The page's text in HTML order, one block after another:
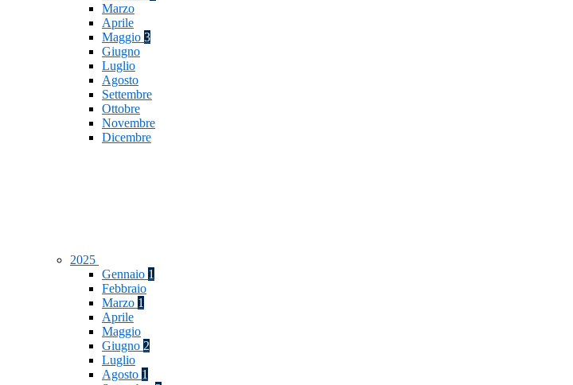
Marzo
Aprile
Maggio 3
Giugno
Luglio
Agosto
Settembre
Ottobre
Novembre
Dicembre
2025
Gennaio 1
Febbraio
Marzo 1
Aprile
Maggio
Giugno 2
Luglio
Agosto 1